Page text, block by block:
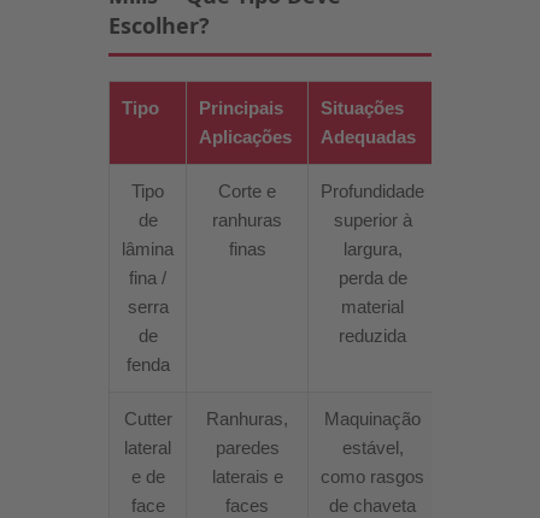
Escolher?
Tipo
Principais
Aplicações
Situações
Adequadas
Tipo
de
lâmina
fina /
serra
de
fenda
Corte e
ranhuras
finas
Profundidade
superior à
largura,
perda de
material
reduzida
Cutter
lateral
e de
face
Ranhuras,
paredes
laterais e
faces
Maquinação
estável,
como rasgos
de chaveta